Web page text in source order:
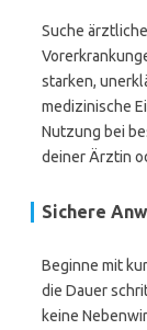
Suche
starken,
medizinische
Nutzung bei
deiner Ärztin
Sichere
Beginne mit
die Dauer
keine